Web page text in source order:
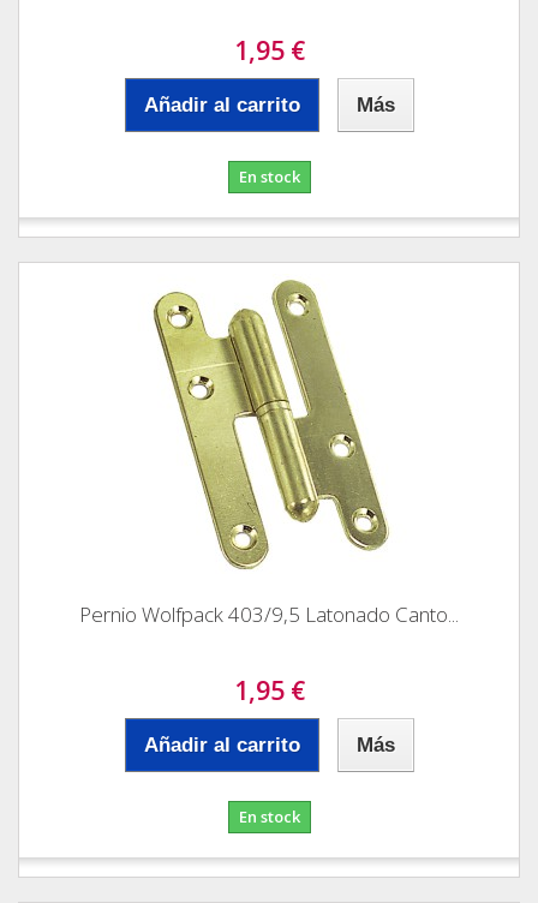
1,95 €
Añadir al carrito Más
En stock
Pernio Wolfpack 403/9,5 Latonado Canto...
1,95 €
Añadir al carrito Más
En stock